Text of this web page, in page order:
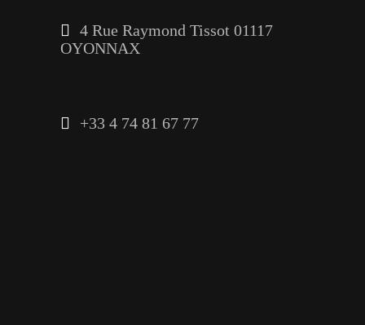
4 Rue Raymond Tissot 01117
OYONNAX
+33 4 74 81 67 77